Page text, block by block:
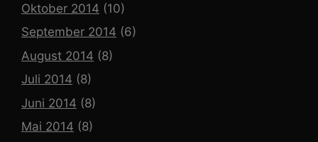
Oktober 2014 (10)
September 2014 (6)
August 2014 (8)
Juli 2014 (8)
Juni 2014 (8)
Mai 2014 (8)